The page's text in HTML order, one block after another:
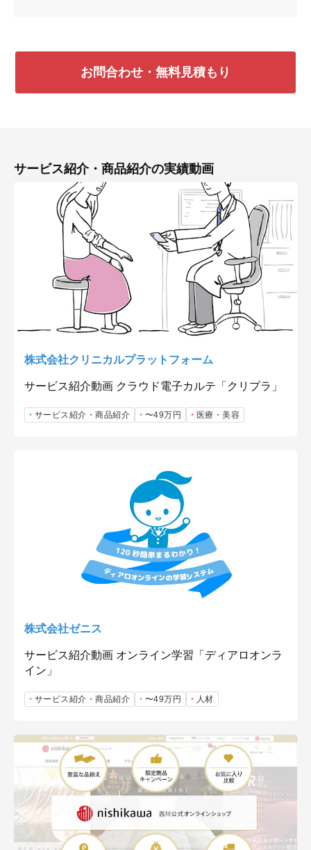
お問合わせ・無料見積もり
サービス紹介・商品紹介の実績動画
株式会社クリニカルプラットフォーム
サービス紹介動画 クラウド電子カルテ「クリプラ」
サービス紹介・商品紹介 〜49万円 医療・美容
株式会社ゼニス
サービス紹介動画 オンライン学習「ディアロオンラ
イン」
サービス紹介・商品紹介 〜49万円 人材